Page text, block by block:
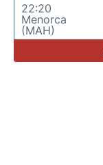
22:20
Menorca
(MAH)